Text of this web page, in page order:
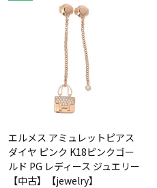
エルメス アミュレットピアス
ダイヤ ピンク K18ピンクゴー
ルド PG レディース ジュエリー
【中古】【jewelry】